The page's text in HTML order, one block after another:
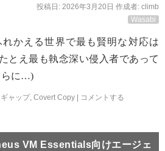
投稿日: 2026年3月20日 作成者: climb
Wasabi
かえる世界で最も賢明な対応は
とえ最も執念深い侵入者であって
らに…)
ャップ, Covert Copy コメントする
VM Essentials向けエージェ